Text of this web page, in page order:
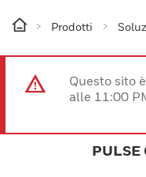
Prodotti
Questo sito
alle 11:00
PULSE